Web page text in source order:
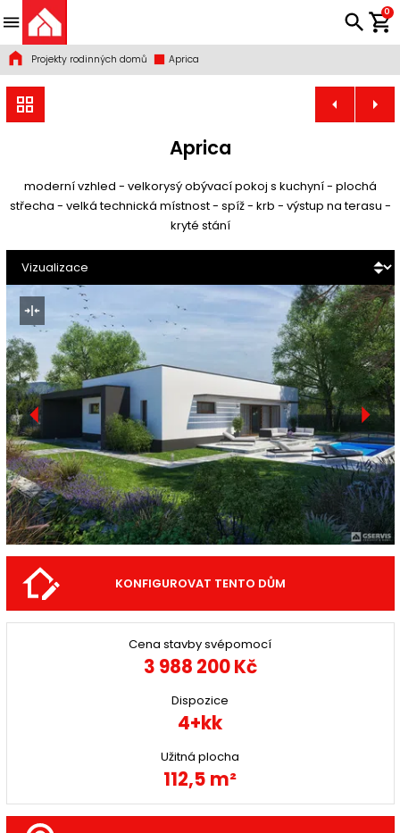
0
Projekty rodinných domů Aprica
Aprica
moderní vzhled - velkorysý obývací pokoj s kuchyní - plochá
střecha - velká technická místnost - spíž - krb - výstup na terasu -
kryté stání
KONFIGUROVAT TENTO DŮM
Cena stavby svépomocí
3 988 200 Kč
Dispozice
4+kk
Užitná plocha
112,5 m²